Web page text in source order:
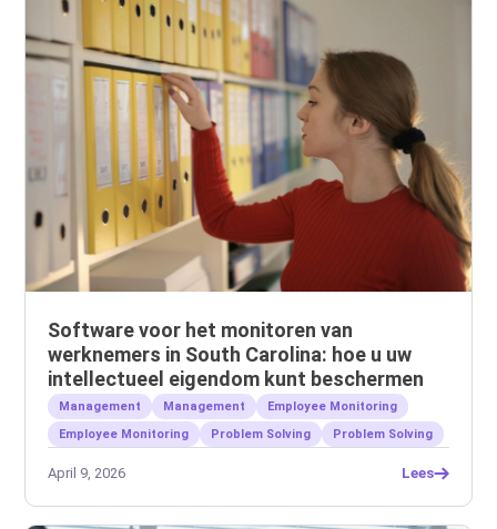
Software voor het monitoren van
werknemers in South Carolina: hoe u uw
intellectueel eigendom kunt beschermen
Management Management
Employee Monitoring
Employee Monitoring
Problem Solving Problem Solving
April 9, 2026 Lees